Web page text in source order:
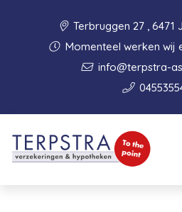
Terbruggen 27 , 6471
Momenteel werken wij
info@terpstra-